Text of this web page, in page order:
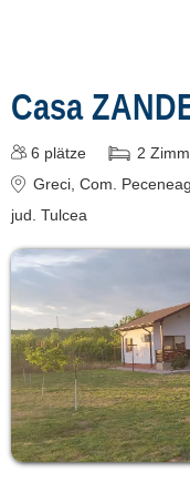
Casa
6 plätze 2
Greci , Com.
jud. Tulcea
login